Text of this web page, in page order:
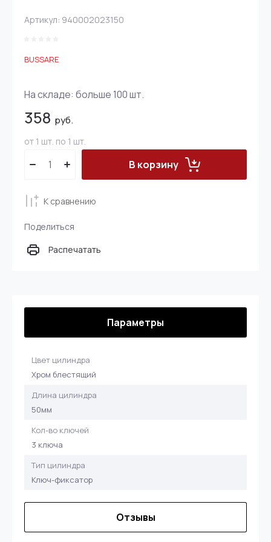
Артикул: 940002023150
BUSSARE
На складе: больше 100шт.
358 руб.
от 1 шт. по 1 шт.
В корзину
К сравнению
Поделиться
Распечатать
Параметры
Цвет цилиндра
Хром блестящий
Длина цилиндра
50мм
Кол-во ключей
3 ключа
Тип цилиндра
Ключ-фиксатор
Отзывы